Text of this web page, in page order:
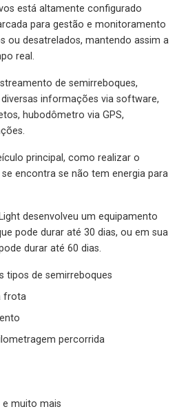
está altamente configurado
para gestão e monitoramento
ou desatrelados, mantendo assim a
real.
de semirreboques,
informações via software,
hubodômetro via GPS,
principal, como realizar o
encontra se não tem energia para
desenvolveu um equipamento
pode durar até 30 dias, ou em sua
durar até 60 dias.
tipos de semirreboques
frota
percorrida
e muito mais